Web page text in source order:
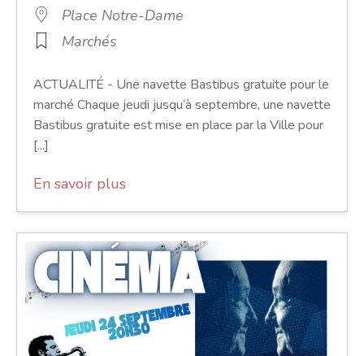
Place Notre-Dame
Marchés
ACTUALITÉ - Une navette Bastibus gratuite pour le
marché Chaque jeudi jusqu’à septembre, une navette
Bastibus gratuite est mise en place par la Ville pour
[...]
En savoir plus